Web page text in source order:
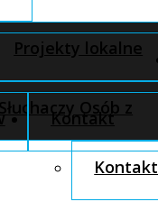
Projekty lokalne
Osób z
Kontakt
Kontakt